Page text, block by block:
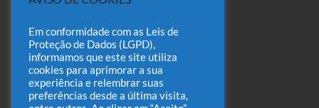
comercial@odin.com.br
Em conformidade com as Leis de
Proteção de Dados (LGPD),
informamos que este site utiliza
cookies para aprimorar a sua
experiência e relembrar suas
preferências desde a última visita,